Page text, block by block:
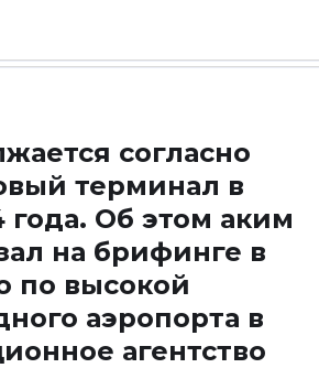
согласно
терминал в
Об этом аким
на брифинге в
по высокой
аэропорта в
агентство